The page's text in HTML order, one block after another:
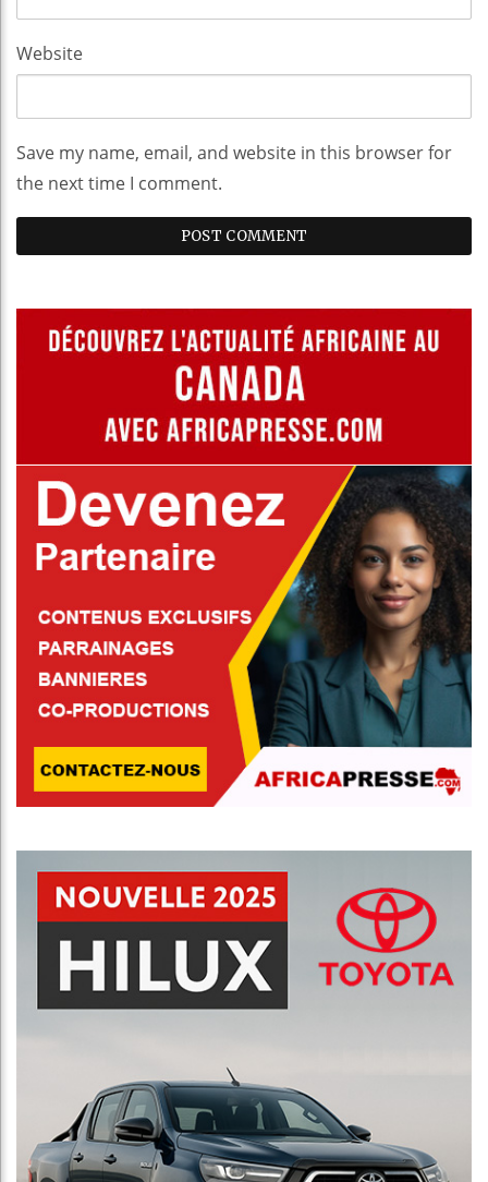
Website
Save my name, email, and website in this browser for
the next time I comment.